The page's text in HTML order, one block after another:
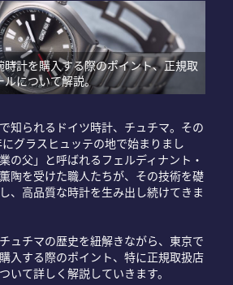
時計を購入する際のポイント、正規取
について解説。
知られるドイツ時計、チュチマ。その
グラスヒュッテの地で始まりまし
の父」と呼ばれるフェルディナント・
陶を受けた職人たちが、その技術を礎
、高品質な時計を生み出し続けてきま
ュチマの歴史を紐解きながら、東京で
入する際のポイント、特に正規取扱店
いて詳しく解説していきます。